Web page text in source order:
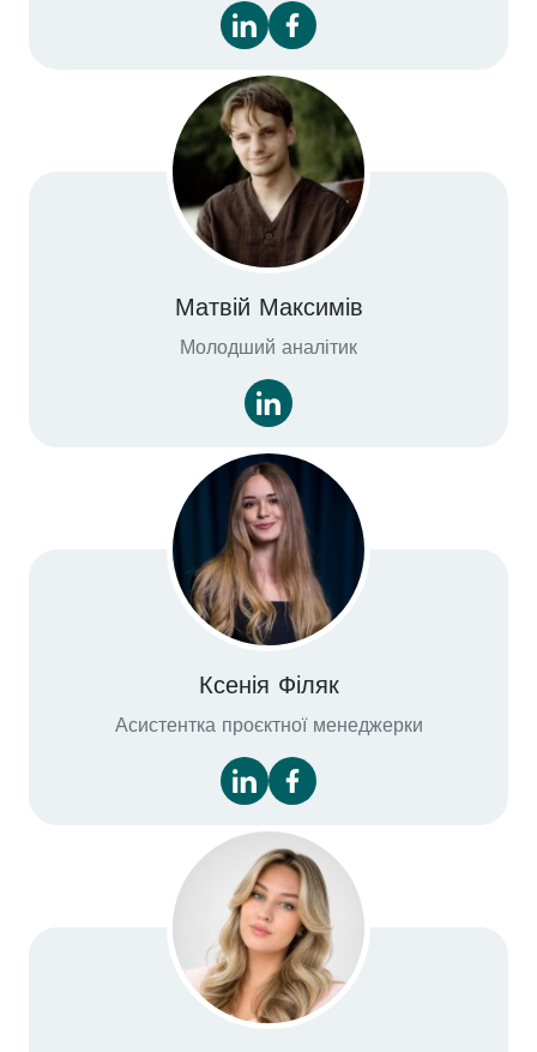
Матвій Максимів
Молодший аналітик
Ксенія Філяк
Асистентка проєктної менеджерки